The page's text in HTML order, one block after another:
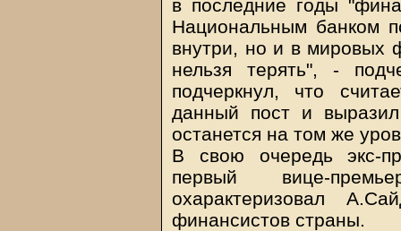
в последние годы
Национальным банком
внутри, но и в мировых
нельзя терять", -
подчеркнул, что
данный пост и
останется на том же
В свою очередь экс-
первый вице-
охарактеризовал
финансистов страны.